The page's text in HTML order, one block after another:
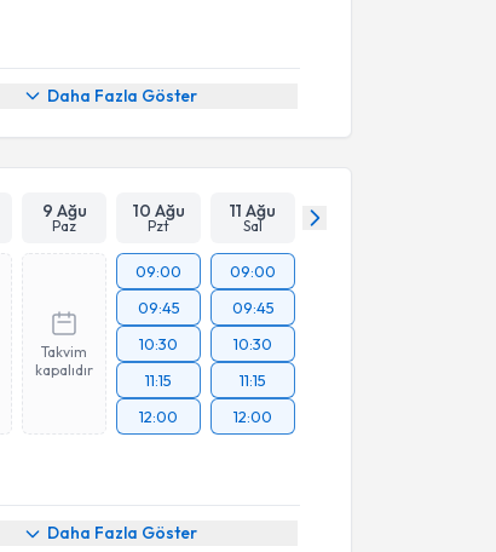
Daha Fazla Göster
9 Ağu
Paz
10 Ağu
Pzt
11 Ağu
Sal
Takvim
kapalıdır
09:00
09:45
10:30
11:15
12:00
09:00
09:45
10:30
11:15
12:00
Daha Fazla Göster